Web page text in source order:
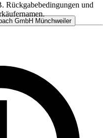
GmbH Münchweiler
Rückgabebedingungen und